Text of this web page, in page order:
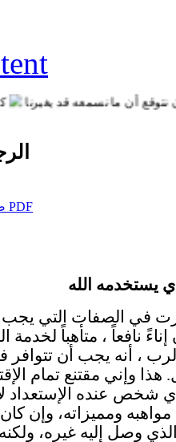
أن ما نسمعه قد يغيرنا
كنت
يستخدمه الله
في الصفات التي يجب
نافعاً ، متأهباً
، أنه يجب أن
هذا وإني مقتنع تمام
شخص عنده الإستعداد
ومميزاته، وإن كان
وصل إليه غيره،